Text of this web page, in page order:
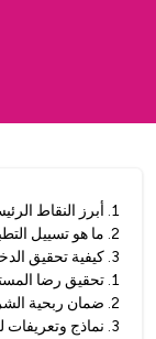
1
. أبرز النقاط
2
. ما هو تسييل
3
. كيفية تحقيق
1
. تحقيق رضا
2
. ضمان ربحية
3
. نماذج